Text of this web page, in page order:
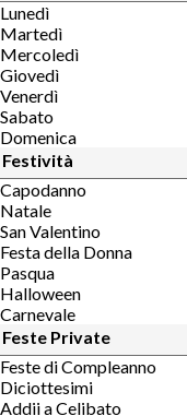
Lunedì
Martedì
Mercoledì
Giovedì
Venerdì
Sabato
Domenica
Festività
Capodanno
Natale
San Valentino
Festa della Donna
Pasqua
Halloween
Carnevale
Feste Private
Feste di Compleanno
Diciottesimi
Addii a Celibato